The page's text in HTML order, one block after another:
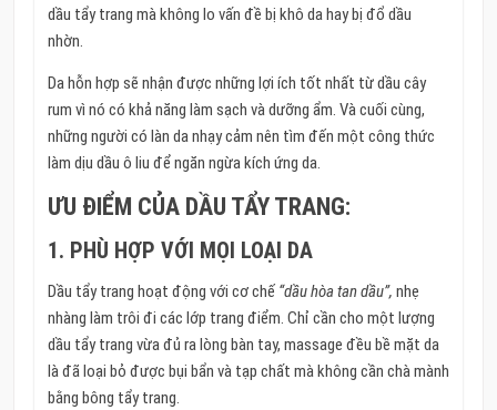
dầu tẩy trang mà không lo vấn đề bị khô da hay bị đổ dầu
nhờn.
Da hỗn hợp sẽ nhận được những lợi ích tốt nhất từ ​​dầu cây
rum vì nó có khả năng làm sạch và dưỡng ẩm. Và cuối cùng,
những người có làn da nhạy cảm nên tìm đến một công thức
làm dịu dầu ô liu để ngăn ngừa kích ứng da.
ƯU ĐIỂM CỦA DẦU TẨY TRANG:
1. PHÙ HỢP VỚI MỌI LOẠI DA
Dầu tẩy trang hoạt động với cơ chế“dầu hòa tan dầu”, nhẹ
nhàng làm trôi đi các lớp trang điểm. Chỉ cần cho một lượng
dầu tẩy trang vừa đủ ra lòng bàn tay, massage đều bề mặt da
là đã loại bỏ được bụi bẩn và tạp chất mà không cần chà mành
bằng bông tẩy trang.